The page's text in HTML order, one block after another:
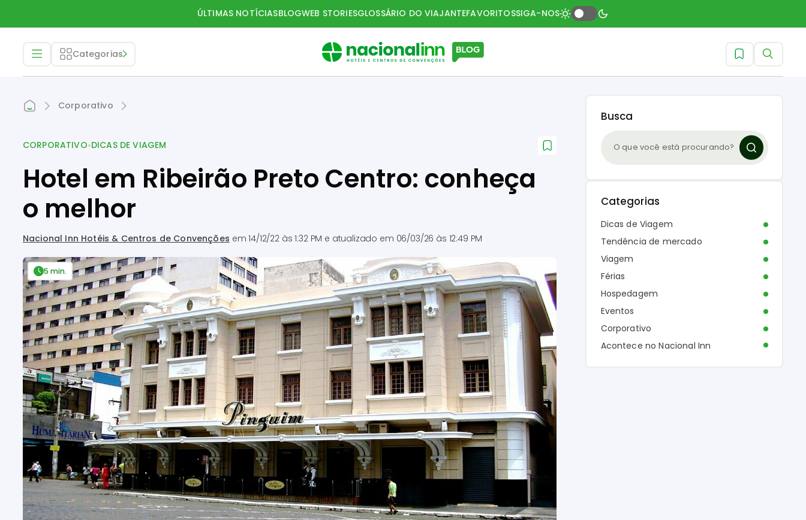
ÚLTIMAS NOTÍCIASBLOGWEB STORIESGLOSSÁRIO DO VIAJANTEFAVORITOSSIGA-NOS
Categorias
Corporativo
CORPORATIVO•DICAS DE VIAGEM
Hotel em Ribeirão Preto Centro: conheça
o melhor
Nacional Inn Hotéis & Centros de Convenções em14/12/22 às 1:32 PM e atualizado em 06/03/26 às 12:49 PM
5 min.
Busca
Categorias
Dicas de Viagem
Tendência de mercado
Viagem
Férias
Hospedagem
Eventos
Corporativo
Acontece no Nacional Inn